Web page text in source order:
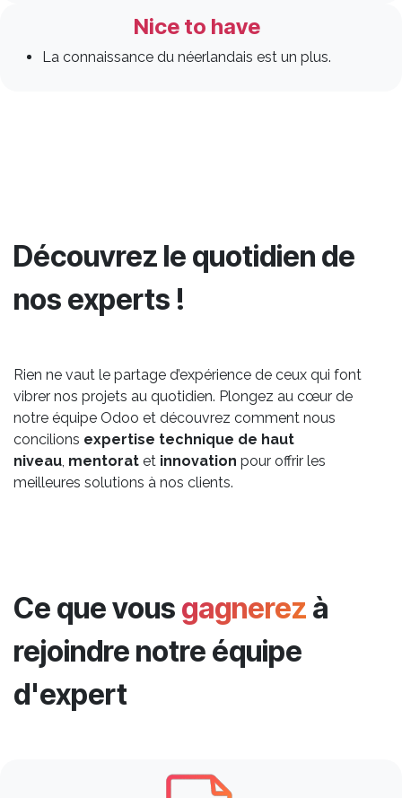
Nice to have
La connaissance du néerlandais est un plus.
Découvrez le quotidien de
nos experts !
Rien ne vaut le partage d’expérience de ceux qui font
vibrer nos projets au quotidien. Plongez au cœur de
notre équipe Odoo et découvrez comment nous
concilions expertise technique de haut
niveau, mentorat et innovation pour offrir les
meilleures solutions à nos clients.
Ce que vous gagnerez à
rejoindre notre équipe
d'expert